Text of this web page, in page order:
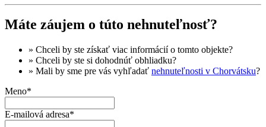
Máte záujem o túto nehnuteľnosť?
» Chceli by ste získať viac informáciío tomto objekte?
» Chceli by ste si dohodnúť obhliadku?
» Mali by sme pre vás vyhľadať nehnuteľnosti v Chorvátsku?
Meno*
E-mailová adresa*